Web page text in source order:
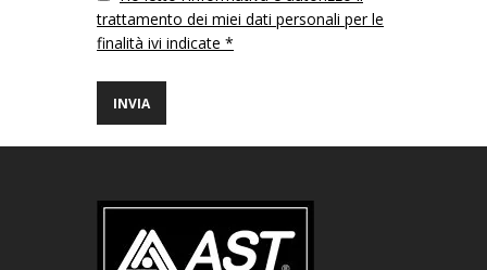
trattamento dei miei dati personali per le
finalità ivi indicate *